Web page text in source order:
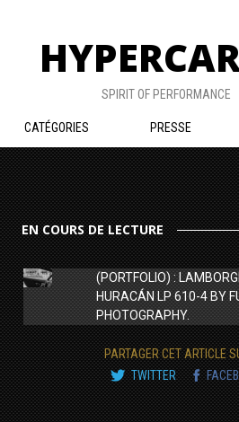
SPIRIT OF PERFORMANCE
CATÉGORIES PRESSE
EN COURS DE LECTURE
(PORTFOLIO) :
HURACÁN LP 610-4 BY
PHOTOGRAPHY.
PARTAGER CET ARTICLE
TWITTER